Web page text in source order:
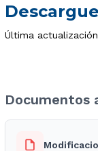
Última
Documentos